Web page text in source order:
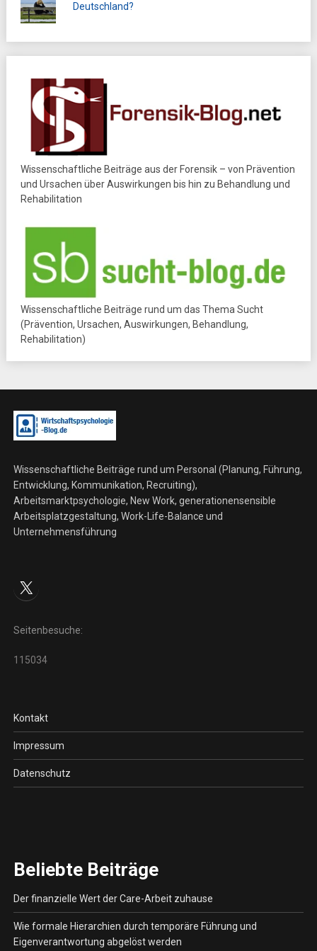
Deutschland?
Wissenschaftliche Beiträge aus der Forensik – von Prävention
und Ursachen über Auswirkungen bis hin zu Behandlung und
Rehabilitation
Wissenschaftliche Beiträge rund um das Thema Sucht
(Prävention, Ursachen, Auswirkungen, Behandlung,
Rehabilitation)
Wissenschaftliche Beiträge rund um Personal (Planung, Führung,
Entwicklung, Kommunikation, Recruiting),
Arbeitsmarktpsychologie, New Work, generationensensible
Arbeitsplatzgestaltung, Work-Life-Balance und
Unternehmensführung
X
Seitenbesuche:
115034
Kontakt
Impressum
Datenschutz
Beliebte Beiträge
Der finanzielle Wert der Care-Arbeit zuhause
Wie formale Hierarchien durch temporäre Führung und
Eigenverantwortung abgelöst werden